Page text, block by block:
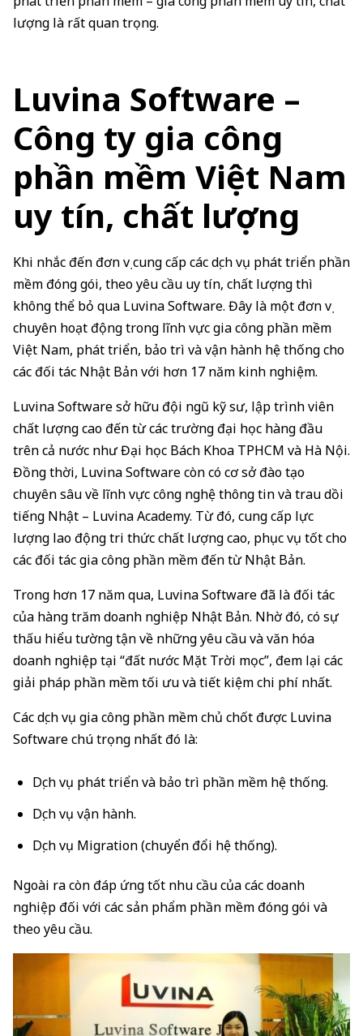
lượng là rất quan trọng.
Luvina Software –
Công ty gia công
phần mềm Việt Nam
uy tín, chất lượng
Khi nhắc đến đơn vị cung cấp các dịch vụ phát triển phần
mềm đóng gói, theo yêu cầu uy tín, chất lượng thì
không thể bỏ qua Luvina Software. Đây là một đơn vị
chuyên hoạt động trong lĩnh vực gia công phần mềm
Việt Nam, phát triển, bảo trì và vận hành hệ thống cho
các đối tác Nhật Bản với hơn 17 năm kinh nghiệm.
Luvina Software sở hữu đội ngũ kỹ sư, lập trình viên
chất lượng cao đến từ các trường đại học hàng đầu
trên cả nước như Đại học Bách Khoa TPHCM và Hà Nội.
Đồng thời, Luvina Software còn có cơ sở đào tạo
chuyên sâu về lĩnh vực công nghệ thông tin và trau dồi
tiếng Nhật – Luvina Academy. Từ đó, cung cấp lực
lượng lao động tri thức chất lượng cao, phục vụ tốt cho
các đối tác gia công phần mềm đến từ Nhật Bản.
Trong hơn 17 năm qua, Luvina Software đã là đối tác
của hàng trăm doanh nghiệp Nhật Bản. Nhờ đó, có sự
thấu hiểu tường tận về những yêu cầu và văn hóa
doanh nghiệp tại “đất nước Mặt Trời mọc”, đem lại các
giải pháp phần mềm tối ưu và tiết kiệm chi phí nhất.
Các dịch vụ gia công phần mềm chủ chốt được Luvina
Software chú trọng nhất đó là:
Dịch vụ phát triển và bảo trì phần mềm hệ thống.
Dịch vụ vận hành.
Dịch vụ Migration (chuyển đổi hệ thống).
Ngoài ra còn đáp ứng tốt nhu cầu của các doanh
nghiệp đối với các sản phẩm phần mềm đóng gói và
theo yêu cầu.